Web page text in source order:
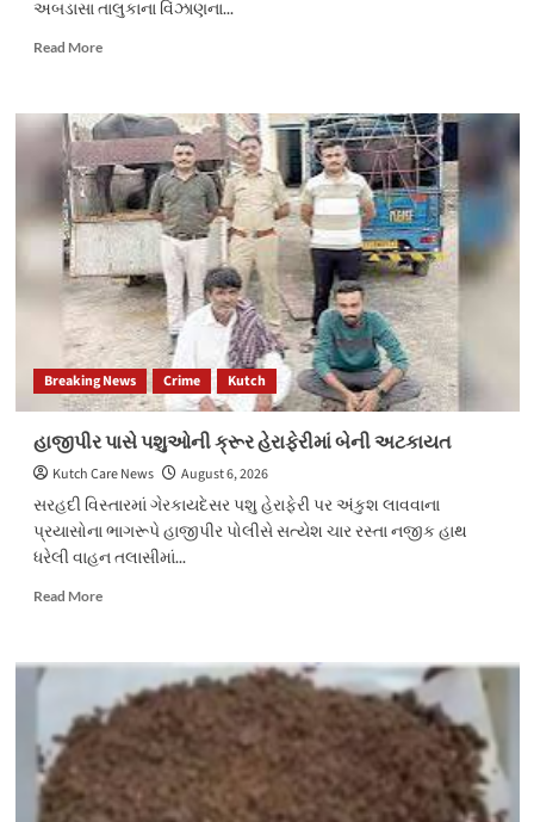
અબડાસા તાલુકાના વિંઝાણના...
Read MoreRead
હમીરસર
તળાવમાંથી
ભુજના
યુવાનની
લાશ
મળતાં
ચકચાર
Breaking News Crime Kutch
હાજીપીર પાસે પશુઓની ક્રૂર હેરાફેરીમાં બેની અટકાયત
Kutch Care News
August 6, 2026
સરહદી વિસ્તારમાં ગેરકાયદેસર પશુ હેરાફેરી પર અંકુશ લાવવાના
પ્રયાસોના ભાગરૂપે હાજીપીર પોલીસે સત્યેશ ચાર રસ્તા નજીક હાથ
ધરેલી વાહન તલાસીમાં...
Read MoreRead
હાજીપીર
પશુઓની
ક્રૂર
હેરાફેરીમાં
બેની
અટકાયત